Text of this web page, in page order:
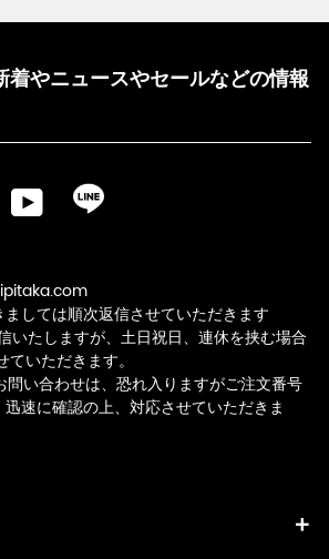
着やニュースやセールなどの情報
InstagramYouTube
しては順次返信させていただきます
いたしますが、土日祝日、連休を挟む場合
いただきます。
問い合わせは、恐れ入りますがご注文番号
速に確認の上、対応させていただきま